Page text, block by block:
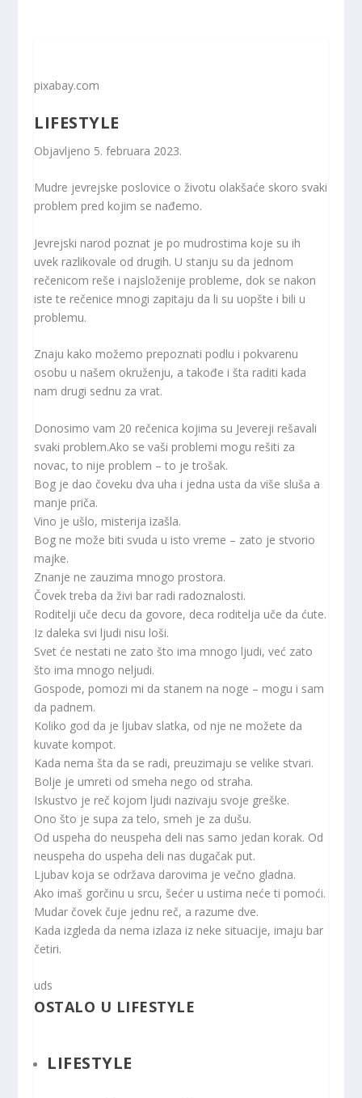
pixabay.com
LIFESTYLE
Objavljeno 5. februara 2023.
Mudre jevrejske poslovice o životu olakšaće skoro svaki
problem pred kojim se nađemo.
Jevrejski narod poznat je po mudrostima koje su ih
uvek razlikovale od drugih. U stanju su da jednom
rečenicom reše i najsloženije probleme, dok se nakon
iste te rečenice mnogi zapitaju da li su uopšte i bili u
problemu.
Znaju kako možemo prepoznati podlu i pokvarenu
osobu u našem okruženju, a takođe i šta raditi kada
nam drugi sednu za vrat.
Donosimo vam 20 rečenica kojima su Jevereji rešavali
svaki problem.Ako se vaši problemi mogu rešiti za
novac, to nije problem – to je trošak.
Bog je dao čoveku dva uha i jedna usta da više sluša a
manje priča.
Vino je ušlo, misterija izašla.
Bog ne može biti svuda u isto vreme – zato je stvorio
majke.
Znanje ne zauzima mnogo prostora.
Čovek treba da živi bar radi radoznalosti.
Roditelji uče decu da govore, deca roditelja uče da ćute.
Iz daleka svi ljudi nisu loši.
Svet će nestati ne zato što ima mnogo ljudi, već zato
što ima mnogo neljudi.
Gospode, pomozi mi da stanem na noge – mogu i sam
da padnem.
Koliko god da je ljubav slatka, od nje ne možete da
kuvate kompot.
Kada nema šta da se radi, preuzimaju se velike stvari.
Bolje je umreti od smeha nego od straha.
Iskustvo je reč kojom ljudi nazivaju svoje greške.
Ono što je supa za telo, smeh je za dušu.
Od uspeha do neuspeha deli nas samo jedan korak. Od
neuspeha do uspeha deli nas dugačak put.
Ljubav koja se održava darovima je večno gladna.
Ako imaš gorčinu u srcu, šećer u ustima neće ti pomoći.
Mudar čovek čuje jednu reč, a razume dve.
Kada izgleda da nema izlaza iz neke situacije, imaju bar
četiri.
uds
OSTALO U LIFESTYLE
LIFESTYLE